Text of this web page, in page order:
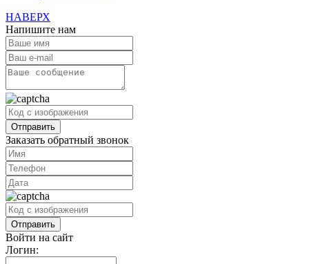
НАВЕРХ
Напишите нам
Заказать обратный звонок
Войти на сайт
Логин: